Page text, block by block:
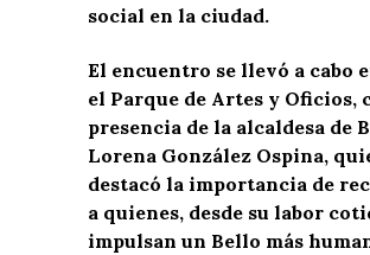
social en la ciudad.
El encuentro se llevó a cabo
el Parque de Artes y Oficios,
presencia de la alcaldesa de
Lorena González Ospina,
destacó la importancia de
a quienes, desde su labor
impulsan un Bello más